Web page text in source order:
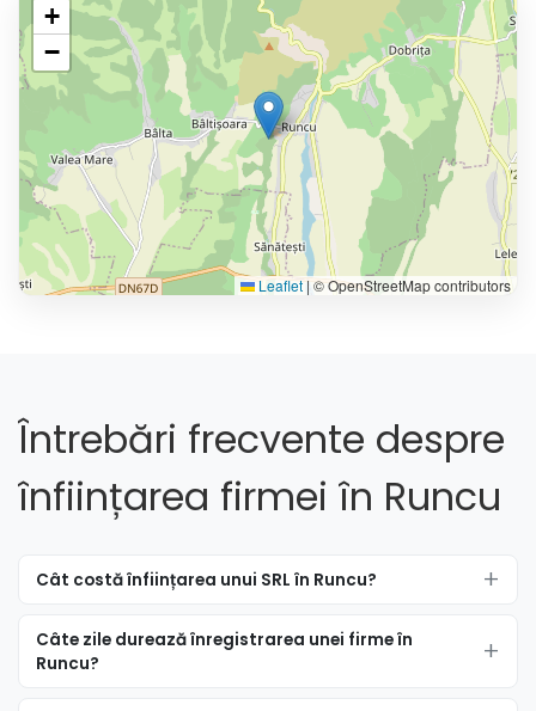
+
−
Leaflet|© OpenStreetMap contributors
Întrebări frecvente despre
înființarea firmei în Runcu
Cât costă înființarea unui SRL în Runcu?
Câte zile durează înregistrarea unei firme în
Runcu?